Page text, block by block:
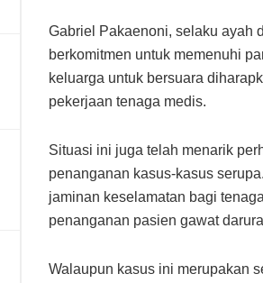
Gabriel Pakaenoni, selaku ayah
berkomitmen untuk memenuhi
keluarga untuk bersuara
pekerjaan tenaga medis.
Situasi ini juga telah menarik
penanganan kasus-kasus
jaminan keselamatan bagi
penanganan pasien gawat
Walaupun kasus ini merupakan